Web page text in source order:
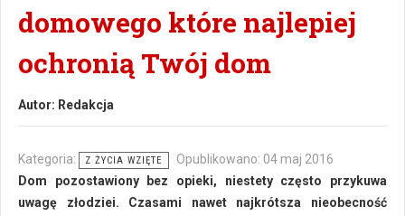
domowego które najlepiej
ochronią Twój dom
Autor: Redakcja
Kategoria: Z ŻYCIA WZIĘTE
Opublikowano: 04 maj 2016
Dom pozostawiony bez opieki, niestety często przykuwa
uwagę złodziei. Czasami nawet najkrótsza nieobecność